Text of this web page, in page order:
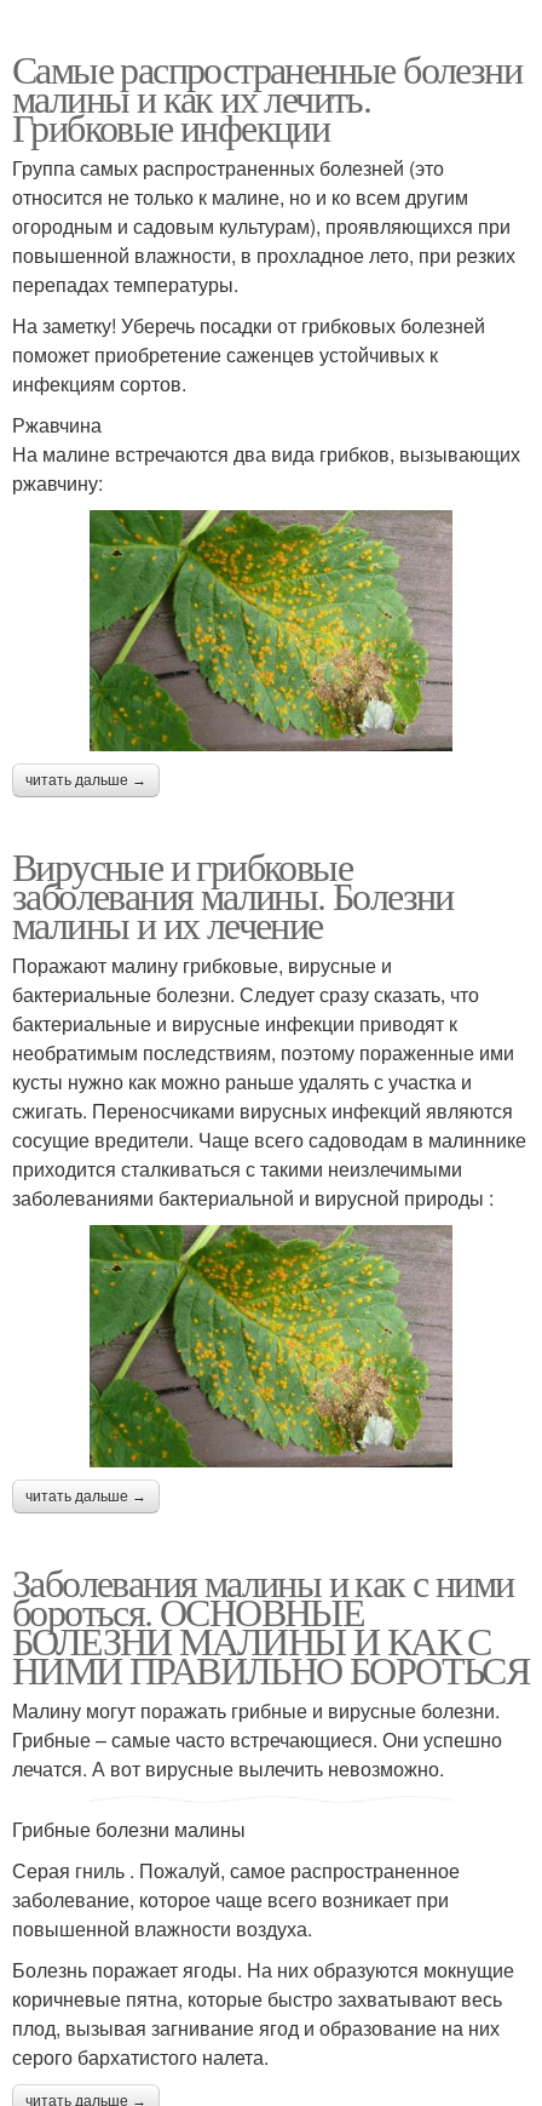
Самые распространенные болезни
малины и как их лечить.
Грибковые инфекции
Группа самых распространенных болезней (это
относится не только к малине, но и ко всем другим
огородным и садовым культурам), проявляющихся при
повышенной влажности, в прохладное лето, при резких
перепадах температуры.
На заметку! Уберечь посадки от грибковых болезней
поможет приобретение саженцев устойчивых к
инфекциям сортов.
Ржавчина
На малине встречаются два вида грибков, вызывающих
ржавчину:
читать дальше →
Вирусные и грибковые
заболевания малины. Болезни
малины и их лечение
Поражают малину грибковые, вирусные и
бактериальные болезни. Следует сразу сказать, что
бактериальные и вирусные инфекции приводят к
необратимым последствиям, поэтому пораженные ими
кусты нужно как можно раньше удалять с участка и
сжигать. Переносчиками вирусных инфекций являются
сосущие вредители. Чаще всего садоводам в малиннике
приходится сталкиваться с такими неизлечимыми
заболеваниями бактериальной и вирусной природы :
читать дальше →
Заболевания малины и как с ними
бороться. ОСНОВНЫЕ
БОЛЕЗНИ МАЛИНЫ И КАК С
НИМИ ПРАВИЛЬНО БОРОТЬСЯ
Малину могут поражать грибные и вирусные болезни.
Грибные – самые часто встречающиеся. Они успешно
лечатся. А вот вирусные вылечить невозможно.
Грибные болезни малины
Серая гниль . Пожалуй, самое распространенное
заболевание, которое чаще всего возникает при
повышенной влажности воздуха.
Болезнь поражает ягоды. На них образуются мокнущие
коричневые пятна, которые быстро захватывают весь
плод, вызывая загнивание ягод и образование на них
серого бархатистого налета.
читать дальше →